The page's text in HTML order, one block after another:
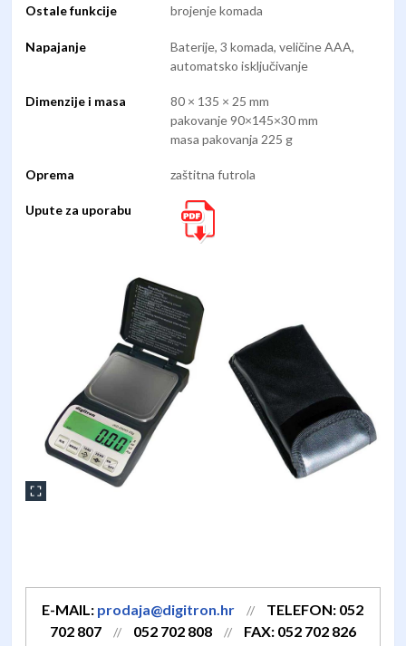
Ostale funkcije brojenje komada
Napajanje
Baterije, 3 komada, veličine AAA,
automatsko isključivanje
Dimenzije i masa
80 × 135 × 25 mm
pakovanje 90×145×30 mm
masa pakovanja 225 g
Oprema zaštitna futrola
Upute za uporabu
E-MAIL: prodaja@digitron.hr //
TELEFON: 052
702 807
// 052 702 808 // FAX: 052 702 826